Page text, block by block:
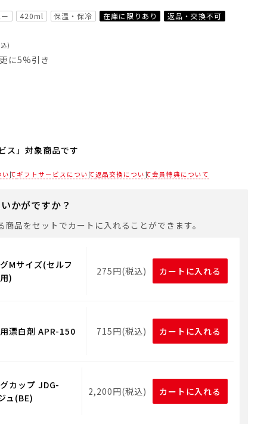
420ml 保温・保冷 在庫に限りあり 返品・交換不可
)
に5%引き
ス」対象商品です
れる場合は、商品をカートに入れた後に「会員限定のし・
手提げ袋やギフトバッグは含まれておりません。手提げ
場合は、以下よりご購入をお願いいたします。
て ギフトサービスについて返品交換について会員特典について
かがですか？
品をセットでカートに入れることができます。
Mサイズ(セルフ
)
275円(税込) カートに入れる
漂白剤 APR-150 715円(税込) カートに入れる
カップ JDG-
ュ(BE)
2,200円(税込) カートに入れる